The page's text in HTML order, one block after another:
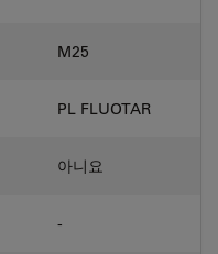
M25
PL FLUOTAR
아니요
-